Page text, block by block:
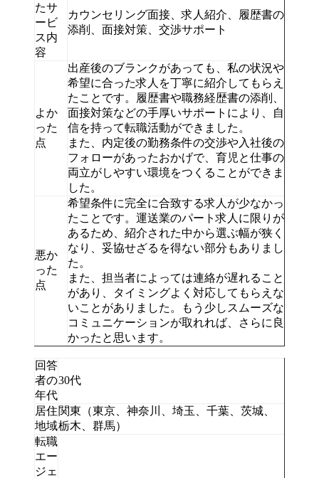
たサ
ービ
ス内
容
カウンセリング面接、求人紹介、履歴書の
添削、面接対策、交渉サポート
よか
った
点
出産後のブランクがあっても、私の状況や
希望に合った求人を丁寧に紹介してもらえ
たことです。履歴書や職務経歴書の添削、
面接対策などの手厚いサポートにより、自
信を持って転職活動ができました。
また、内定後の勤務条件の交渉や入社後の
フォローがあったおかげで、育児と仕事の
両立がしやすい環境をつくることができま
した。
悪か
った
点
希望条件に完全に合致する求人が少なかっ
たことです。運送業のパート求人に限りが
あるため、紹介された中から選ぶ幅が狭く
なり、妥協せざるを得ない部分もありまし
た。
また、担当者によっては連絡が遅れること
があり、タイミングよく対応してもらえな
いことがありました。もう少しスムーズな
コミュニケーションが取れれば、さらに良
かったと思います。
回答
者の
年代
30代
居住
地域
関東（東京、神奈川、埼玉、千葉、茨城、
栃木、群馬）
転職
エー
ジェ